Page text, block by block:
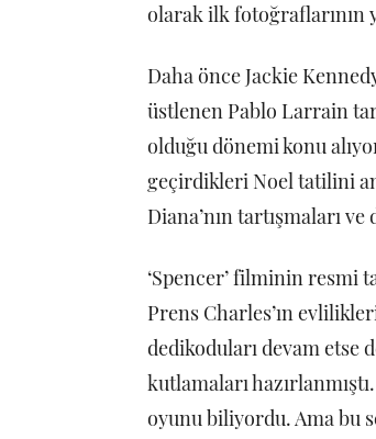
olarak ilk fotoğraflarının
Daha önce Jackie
üstlenen Pablo Larrain
olduğu dönemi konu
geçirdikleri Noel tatilini
Diana’nın tartışmaları
‘Spencer’ filminin resmi
Prens Charles’ın
dedikoduları devam etse
kutlamaları
oyunu biliyordu. Ama bu